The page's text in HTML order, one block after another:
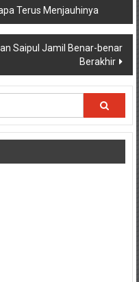
Terus Menjauhinya
Saipul Jamil Benar-benar
Berakhir